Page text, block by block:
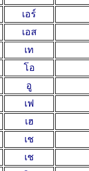
เอร์
เอส
เท
โอ
อู
เฟ
เฮ
เช
เช